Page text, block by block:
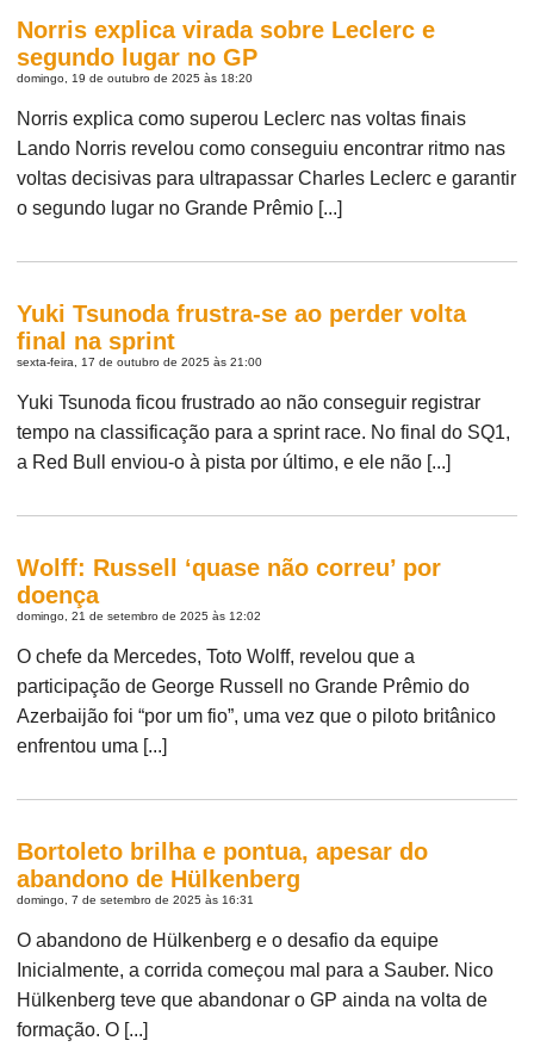
Norris explica virada sobre Leclerc e
segundo lugar no GP
domingo, 19 de outubro de 2025 às 18:20
Norris explica como superou Leclerc nas voltas finais
Lando Norris revelou como conseguiu encontrar ritmo nas
voltas decisivas para ultrapassar Charles Leclerc e garantir
o segundo lugar no Grande Prêmio [...]
Yuki Tsunoda frustra-se ao perder volta
final na sprint
sexta-feira, 17 de outubro de 2025 às 21:00
Yuki Tsunoda ficou frustrado ao não conseguir registrar
tempo na classificação para a sprint race. No final do SQ1,
a Red Bull enviou-o à pista por último, e ele não [...]
Wolff: Russell ‘quase não correu’ por
doença
domingo, 21 de setembro de 2025 às 12:02
O chefe da Mercedes, Toto Wolff, revelou que a
participação de George Russell no Grande Prêmio do
Azerbaijão foi “por um fio”, uma vez que o piloto britânico
enfrentou uma [...]
Bortoleto brilha e pontua, apesar do
abandono de Hülkenberg
domingo, 7 de setembro de 2025 às 16:31
O abandono de Hülkenberg e o desafio da equipe
Inicialmente, a corrida começou mal para a Sauber. Nico
Hülkenberg teve que abandonar o GP ainda na volta de
formação. O [...]